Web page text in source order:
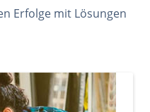
Erfolge mit Lösungen